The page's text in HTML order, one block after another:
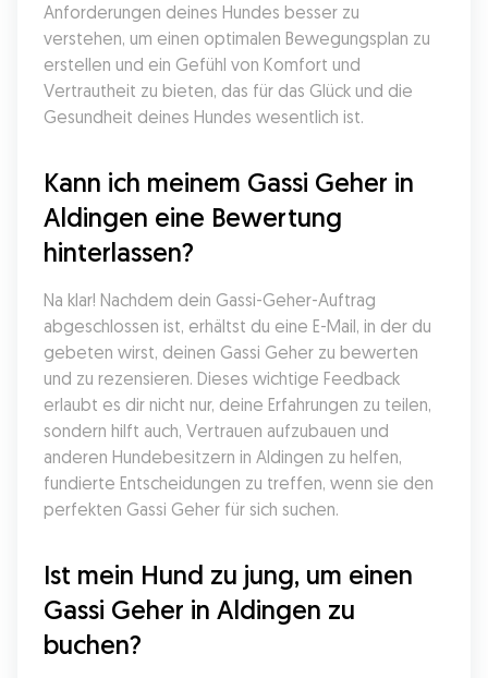
Anforderungen deines Hundes besser zu
verstehen, um einen optimalen Bewegungsplan zu
erstellen und ein Gefühl von Komfort und
Vertrautheit zu bieten, das für das Glück und die
Gesundheit deines Hundes wesentlich ist.
Kann ich meinem Gassi Geher in
Aldingen eine Bewertung
hinterlassen?
Na klar! Nachdem dein Gassi-Geher-Auftrag
abgeschlossen ist, erhältst du eine E-Mail, in der du
gebeten wirst, deinen Gassi Geher zu bewerten
und zu rezensieren. Dieses wichtige Feedback
erlaubt es dir nicht nur, deine Erfahrungen zu teilen,
sondern hilft auch, Vertrauen aufzubauen und
anderen Hundebesitzern in Aldingen zu helfen,
fundierte Entscheidungen zu treffen, wenn sie den
perfekten Gassi Geher für sich suchen.
Ist mein Hund zu jung, um einen
Gassi Geher in Aldingen zu
buchen?